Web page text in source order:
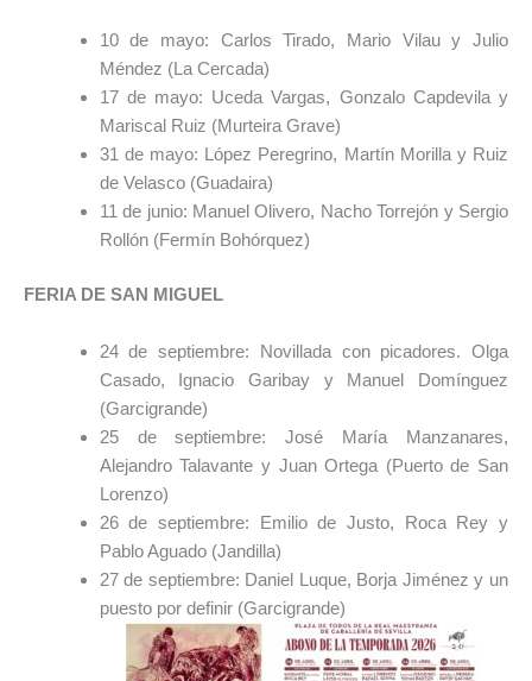
10 de mayo: Carlos Tirado, Mario Vilau y Julio
Méndez (La Cercada)
17 de mayo: Uceda Vargas, Gonzalo Capdevila y
Mariscal Ruiz (Murteira Grave)
31 de mayo: López Peregrino, Martín Morilla y Ruiz
de Velasco (Guadaira)
11 de junio: Manuel Olivero, Nacho Torrejón y Sergio
Rollón (Fermín Bohórquez)
FERIA DE SAN MIGUEL
24 de septiembre: Novillada con picadores. Olga
Casado, Ignacio Garibay y Manuel Domínguez
(Garcigrande)
25 de septiembre: José María Manzanares,
Alejandro Talavante y Juan Ortega (Puerto de San
Lorenzo)
26 de septiembre: Emilio de Justo, Roca Rey y
Pablo Aguado (Jandilla)
27 de septiembre: Daniel Luque, Borja Jiménez y un
puesto por definir (Garcigrande)